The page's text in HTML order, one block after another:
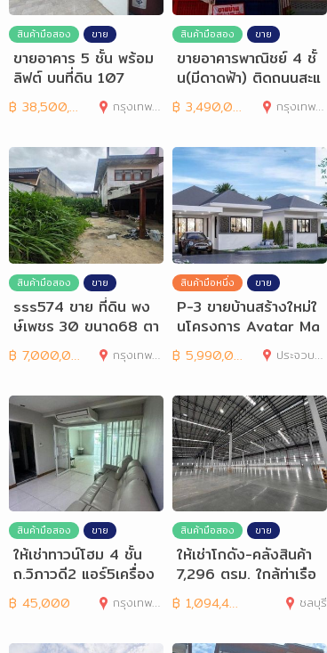
สินค้ามือสอง ขาย
ขายอาคาร 5 ชั้น พร้อม
ลิฟต์ บนที่ดิน 107
฿ 38,500,000 กรุงเทพมหานคร
สินค้ามือสอง ขาย
ขายอาคารพาณิชย์ 4 ชั้
น(มีดาดฟ้า) ติดถนนสะแ
กงาม
฿ 3,490,000 กรุงเทพมหานคร
สินค้ามือสอง ขาย
sss574 ขาย ที่ดิน พง
ษ์เพชร 30 ขนาด68 ตา
รางวา
฿ 7,000,000 กรุงเทพมหานคร
สินค้ามือหนึ่ง ขาย
P-3 ขายบ้านสร้างใหม่ใ
นโครงการ Avatar Ma
nor พื้นที่อ.หัวหิน
฿ 5,990,000 ประจวบคีรีขันธ์
สินค้ามือสอง ขาย
ให้เช่าทาวน์โฮม 4 ชั้น
ถ.วิภาวดี2 แอร์5เครื่อง
มี5นอน6น้ำ
฿ 45,000 กรุงเทพมหานคร
สินค้ามือสอง ขาย
ให้เช่าโกดัง-คลังสินค้า
7,296 ตรม. ใกล้ท่าเรือ
แหลมฉบัง
฿ 1,094,400 ชลบุรี